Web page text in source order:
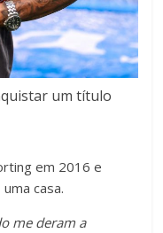
um título
em 2016 e
casa.
me deram a